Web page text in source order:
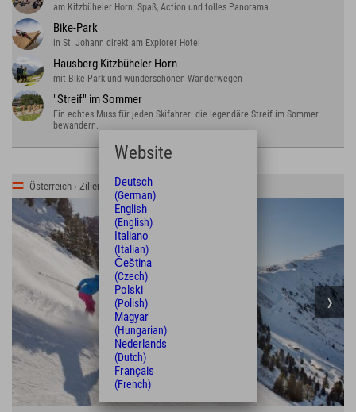
am Kitzbüheler Horn: Spaß, Action und tolles Panorama
Bike-Park
in St. Johann direkt am Explorer Hotel
Hausberg Kitzbüheler Horn
mit Bike-Park und wunderschönen Wanderwegen
"Streif" im Sommer
Ein echtes Muss für jeden Skifahrer: die legendäre Streif im Sommer
bewandern.
Österreich › Zillertal › Kaltenbach
Website
Deutsch
(German)
English
(English)
Italiano
(Italian)
Čeština
(Czech)
Polski
(Polish)
Magyar
(Hungarian)
Nederlands
(Dutch)
Français
(French)